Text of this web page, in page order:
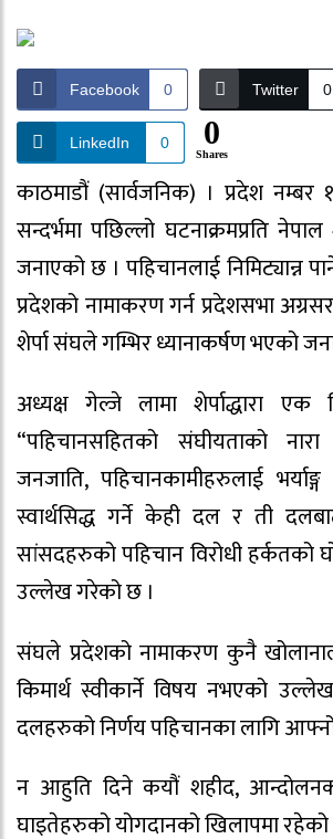
Facebook 0 Twitter 0
LinkedIn 0 0
Shares
काठमाडौं (सार्वजनिक) । प्रदेश
सन्दर्भमा पछिल्लो घटनाक्रमप्रति
जनाएको छ । पहिचानलाई निमिट्यान्न
प्रदेशको नामाकरण गर्न प्रदेशसभा
शेर्पा संघले गम्भिर ध्यानाकर्षण भएको
अध्यक्ष गेल्जे लामा शेर्पाद्धारा एक
“पहिचानसहितको संघीयताको
जनजाति, पहिचानकामीहरुलाई
स्वार्थसिद्ध गर्ने केही दल र ती
सांसदहरुको पहिचान विरोधी हर्कतको
उल्लेख गरेको छ ।
संघले प्रदेशको नामाकरण कुनै
किमार्थ स्वीकार्ने विषय नभएको
दलहरुको निर्णय पहिचानका लागि
न आहुति दिने कयौं शहीद,
घाइतेहरुको योगदानको खिलापमा रहेको